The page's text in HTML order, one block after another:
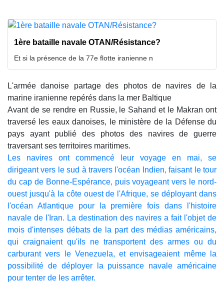
1ère bataille navale OTAN/Résistance?
Et si la présence de la 77e flotte iranienne n
L'armée danoise partage des photos de navires de la
marine iranienne repérés dans la mer Baltique
Avant de se rendre en Russie, le Sahand et le Makran ont
traversé les eaux danoises, le ministère de la Défense du
pays ayant publié des photos des navires de guerre
traversant ses territoires maritimes.
Les navires ont commencé leur voyage en mai, se
dirigeant vers le sud à travers l'océan Indien, faisant le tour
du cap de Bonne-Espérance, puis voyageant vers le nord-
ouest jusqu'à la côte ouest de l'Afrique, se déployant dans
l'océan Atlantique pour la première fois dans l'histoire
navale de l'Iran. La destination des navires a fait l'objet de
mois d'intenses débats de la part des médias américains,
qui craignaient qu'ils ne transportent des armes ou du
carburant vers le Venezuela, et envisageaient même la
possibilité de déployer la puissance navale américaine
pour tenter de les arrêter.